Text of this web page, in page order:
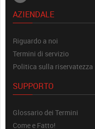
AZIENDALE
Riguardo a noi
Termini di servizio
Politica sulla riservatezza
SUPPORTO
Glossario dei Termini
Come e Fatto!